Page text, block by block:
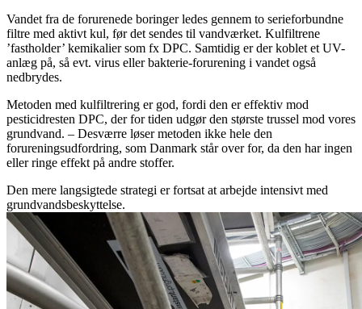
Vandet fra de forurenede boringer ledes gennem to serieforbundne
filtre med aktivt kul, før det sendes til vandværket. Kulfiltrene
’fastholder’ kemikalier som fx DPC. Samtidig er der koblet et UV-
anlæg på, så evt. virus eller bakterie-forurening i vandet også
nedbrydes.
Metoden med kulfiltrering er god, fordi den er effektiv mod
pesticidresten DPC, der for tiden udgør den største trussel mod vores
grundvand. – Desværre løser metoden ikke hele den
forureningsudfordring, som Danmark står over for, da den har ingen
eller ringe effekt på andre stoffer.
Den mere langsigtede strategi er fortsat at arbejde intensivt med
grundvandsbeskyttelse.